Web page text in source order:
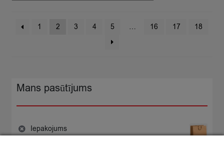
1 2 3 4 5 … 16 17 18
Mans pasūtījums
Iepakojums